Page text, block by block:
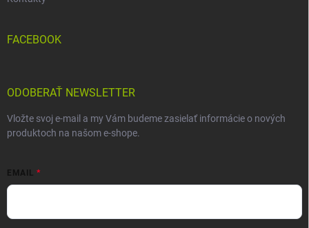
FACEBOOK
ODOBERAŤ NEWSLETTER
Vložte svoj e-mail a my Vám budeme zasielať informácie o nových
produktoch na našom e-shope.
EMAIL